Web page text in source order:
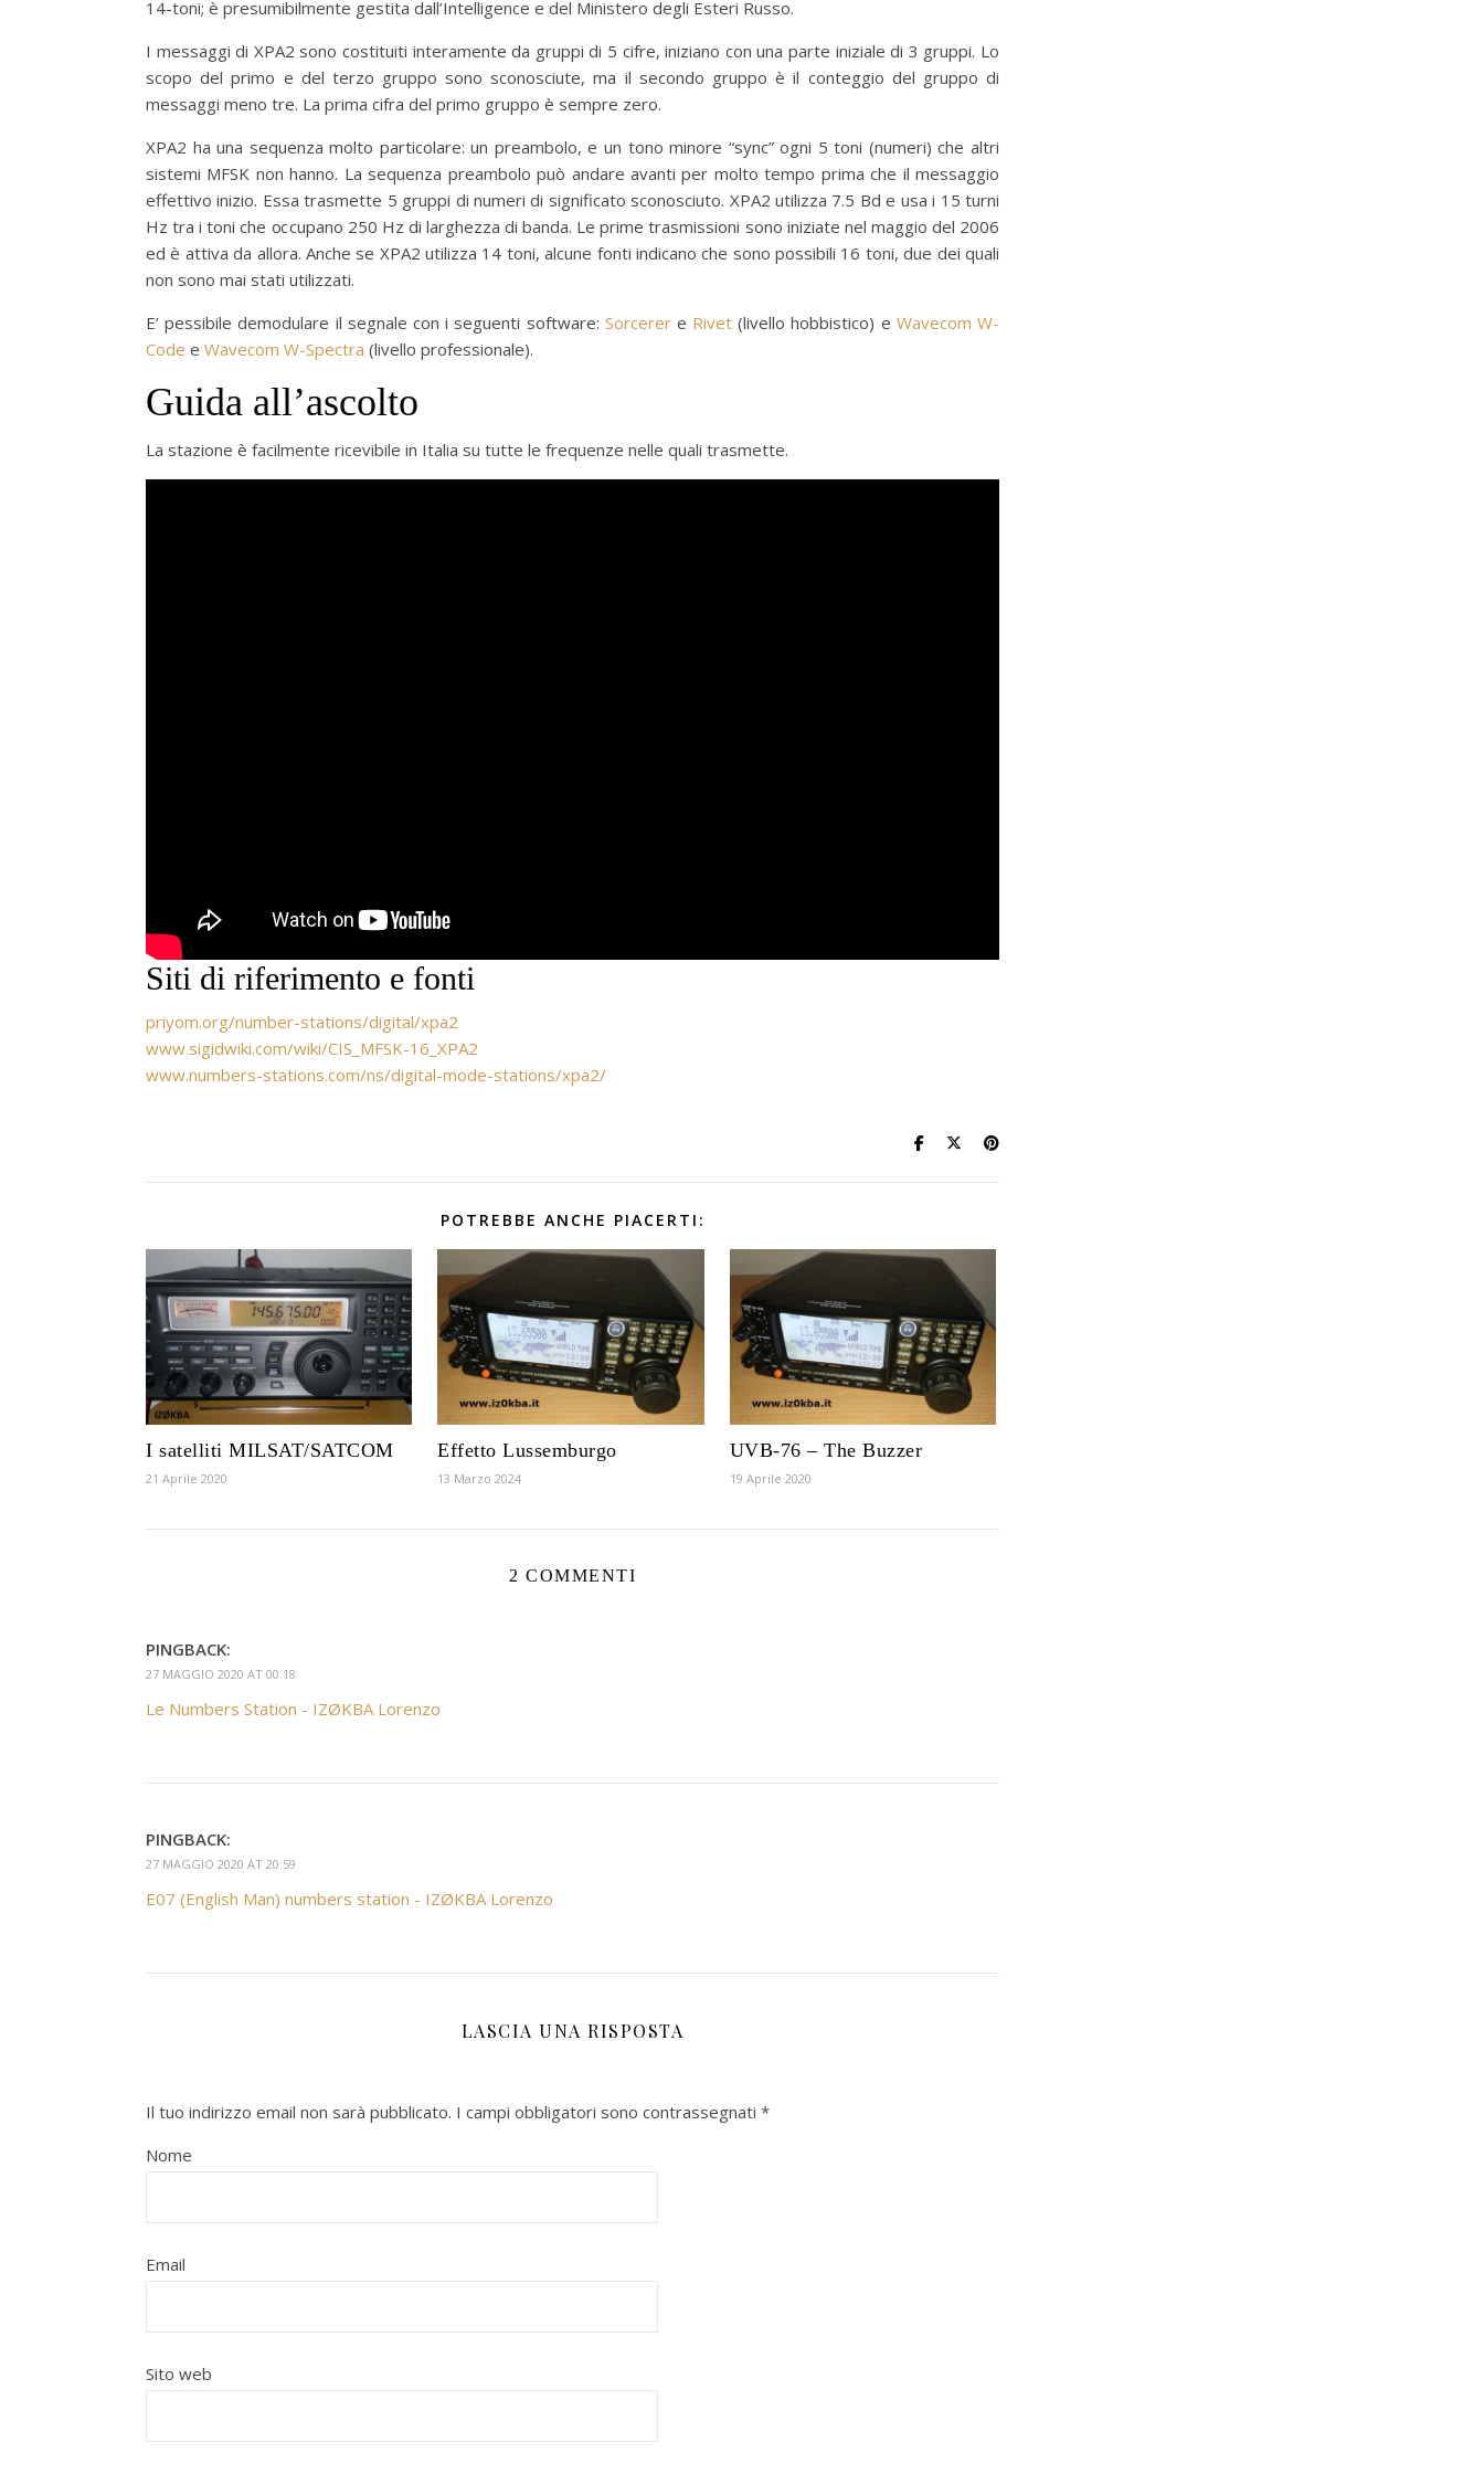
14-toni; è presumibilmente gestita dall’Intelligence e del Ministero degli Esteri Russo.
I messaggi di XPA2 sono costituiti interamente da gruppi di 5 cifre, iniziano con una parte iniziale di 3 gruppi. Lo
scopo del primo e del terzo gruppo sono sconosciute, ma il secondo gruppo è il conteggio del gruppo di
messaggi meno tre. La prima cifra del primo gruppo è sempre zero.
XPA2 ha una sequenza molto particolare: un preambolo, e un tono minore “sync” ogni 5 toni (numeri) che altri
sistemi MFSK non hanno. La sequenza preambolo può andare avanti per molto tempo prima che il messaggio
effettivo inizio. Essa trasmette 5 gruppi di numeri di significato sconosciuto. XPA2 utilizza 7.5 Bd e usa i 15 turni
Hz tra i toni che occupano 250 Hz di larghezza di banda. Le prime trasmissioni sono iniziate nel maggio del 2006
ed è attiva da allora. Anche se XPA2 utilizza 14 toni, alcune fonti indicano che sono possibili 16 toni, due dei quali
non sono mai stati utilizzati.
E’ pessibile demodulare il segnale con i seguenti software: Sorcerer e Rivet(livello hobbistico) e Wavecom W-
Code e Wavecom W-Spectra (livello professionale).
Guida all’ascolto
La stazione è facilmente ricevibile in Italia su tutte le frequenze nelle quali trasmette.
Siti di riferimento e fonti
priyom.org/number-stations/digital/xpa2
www.sigidwiki.com/wiki/CIS_MFSK-16_XPA2
www.numbers-stations.com/ns/digital-mode-stations/xpa2/
POTREBBE ANCHE PIACERTI:
I satelliti MILSAT/SATCOM
21 Aprile 2020
Effetto Lussemburgo
13 Marzo 2024
UVB-76 – The Buzzer
19 Aprile 2020
2 COMMENTI
PINGBACK:
27 MAGGIO 2020 AT 00:18
Le Numbers Station - IZØKBA Lorenzo
PINGBACK:
27 MAGGIO 2020 AT 20:59
E07 (English Man) numbers station - IZØKBA Lorenzo
LASCIA UNA RISPOSTA
Il tuo indirizzo email non sarà pubblicato. I campi obbligatori sono contrassegnati *
Nome
Email
Sito web